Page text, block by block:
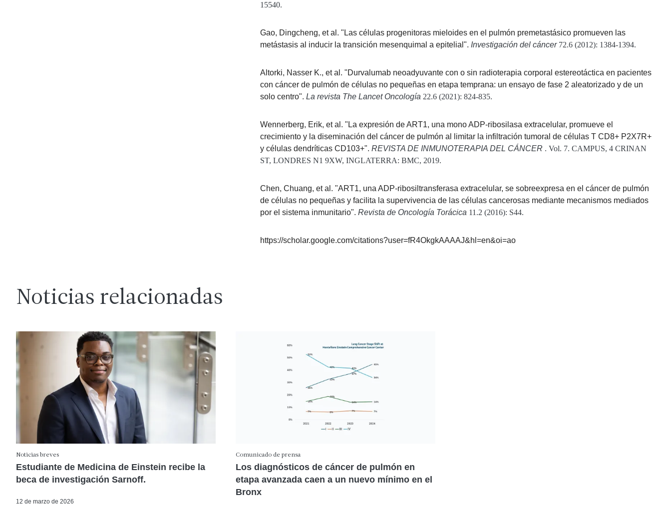
15540.
Gao, Dingcheng, et al. "Las células progenitoras mieloides en el pulmón premetastásico promueven las
metástasis al inducir la transición mesenquimal a epitelial". Investigación del cáncer72.6 (2012): 1384-1394.
Altorki, Nasser K., et al. "Durvalumab neoadyuvante con o sin radioterapia corporal estereotáctica en pacientes
con cáncer de pulmón de células no pequeñas en etapa temprana: un ensayo de fase 2 aleatorizado y de un
solo centro". La revista The Lancet Oncología 22.6 (2021): 824-835.
Wennerberg, Erik, et al. "La expresión de ART1, una mono ADP-ribosilasa extracelular, promueve el
crecimiento y la diseminación del cáncer de pulmón al limitar la infiltración tumoral de células T CD8+ P2X7R+
y células dendríticas CD103+". REVISTA DE INMUNOTERAPIA DEL CÁNCER . Vol. 7. CAMPUS, 4 CRINAN
ST, LONDRES N1 9XW, INGLATERRA: BMC, 2019.
Chen, Chuang, et al. "ART1, una ADP-ribosiltransferasa extracelular, se sobreexpresa en el cáncer de pulmón
de células no pequeñas y facilita la supervivencia de las células cancerosas mediante mecanismos mediados
por el sistema inmunitario". Revista de Oncología Torácica 11.2 (2016): S44.
https://scholar.google.com/citations?user=fR4OkgkAAAAJ&hl=en&oi=ao
Noticias relacionadas
Noticias breves
Estudiante de Medicina de Einstein recibe la
beca de investigación Sarnoff.
12 de marzo de 2026
Comunicado de prensa
Los diagnósticos de cáncer de pulmón en
etapa avanzada caen a un nuevo mínimo en el
Bronx